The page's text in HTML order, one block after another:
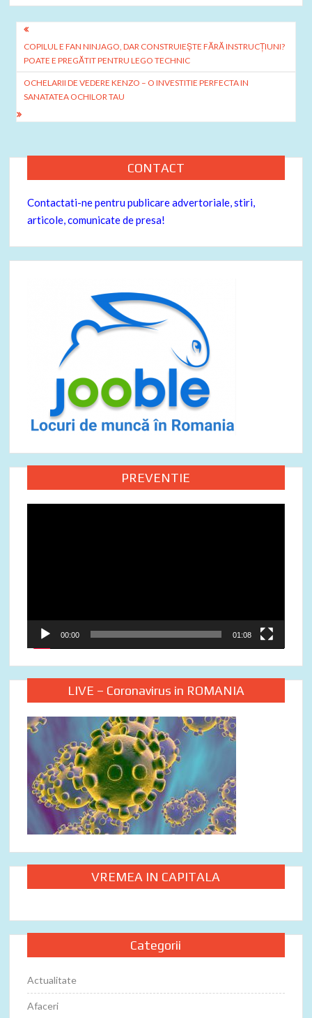
b
o
k
er es je
ă
Navigare
în
articole
COPILUL E FAN NINJAGO, DAR CONSTRUIEȘTE FĂRĂ INSTRUCȚIUNI?
POATE E PREGĂTIT PENTRU LEGO TECHNIC
OCHELARII DE VEDERE KENZO – O INVESTITIE PERFECTA IN
SANATATEA OCHILOR TAU
CONTACT
Contactati-ne pentru publicare advertoriale, stiri,
articole, comunicate de presa!
PREVENTIE
00:00 01:08
LIVE – Coronavirus in ROMANIA
VREMEA IN CAPITALA
Categorii
Actualitate
Afaceri